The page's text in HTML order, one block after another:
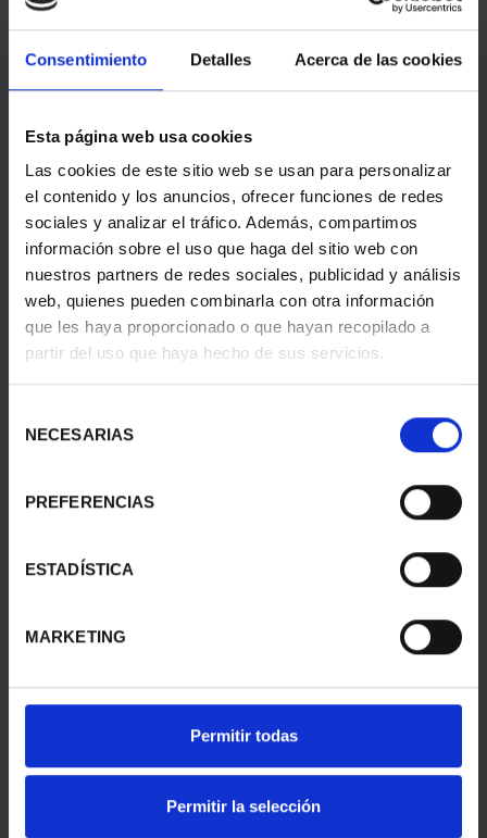
Consentimiento Detalles Acerca de las cookies
Esta página web usa cookies
Las cookies de este sitio web se usan para personalizar
el contenido y los anuncios, ofrecer funciones de redes
sociales y analizar el tráfico. Además, compartimos
información sobre el uso que haga del sitio web con
nuestros partners de redes sociales, publicidad y análisis
web, quienes pueden combinarla con otra información
que les haya proporcionado o que hayan recopilado a
partir del uso que haya hecho de sus servicios.
NECESARIAS
PREFERENCIAS
ESTADÍSTICA
MARKETING
Permitir todas
Permitir la selección
CIUDADES PATRIMONIO
II- IBIZA
73,00 €
CIUDADES PATRIMONIO
II- MÉRIDA
73,00 €
CIUDADES PATRIMONIO
II - LA LAGUNA
CIUDADES PATRIMONIO
II - SALAMANCA